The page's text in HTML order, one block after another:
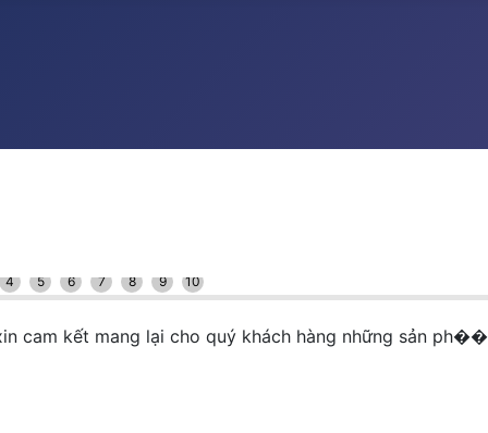
4 5 6 7 8 9 10
cam kết mang lại cho quý khách hàng những sản ph��